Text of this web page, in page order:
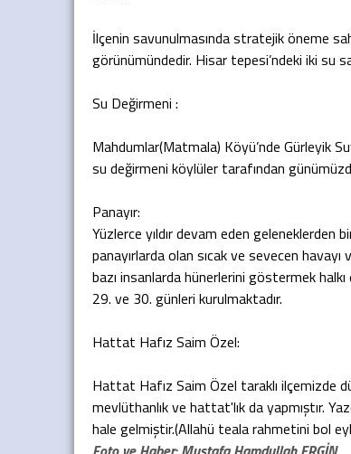
İlçenin savunulmasında stratejik öneme
görünümündedir. Hisar tepesi’ndeki iki su
Su Değirmeni :
Mahdumlar(Matmala) Köyü’nde Gürleyik
su değirmeni köylüler tarafından
Panayır:
Yüzlerce yıldır devam eden geleneklerden
panayırlarda olan sıcak ve sevecen
bazı insanlarda hünerlerini göstermek halkı
29. ve 30. günleri kurulmaktadır.
Hattat Hafız Saim Özel:
Hattat Hafız Saim Özel taraklı ilçemizde
mevlüthanlık ve hattat'lık da yapmıştır.
hale gelmiştir.(Allahü teala rahmetini bol